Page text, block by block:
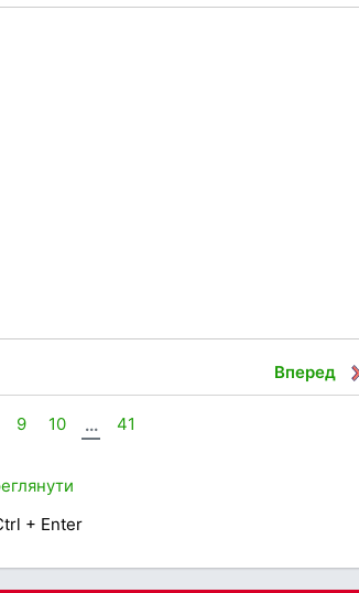
Вперед
9 10 ... 41
+ Enter